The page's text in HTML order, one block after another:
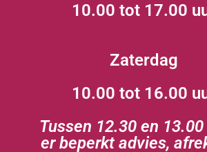
10.00 tot 17.00
Zaterdag
10.00 tot 16.00
Tussen 12.30 en
er beperkt advies,